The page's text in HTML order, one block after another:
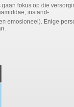
fokus op die
instand-
emosioneel). Enige